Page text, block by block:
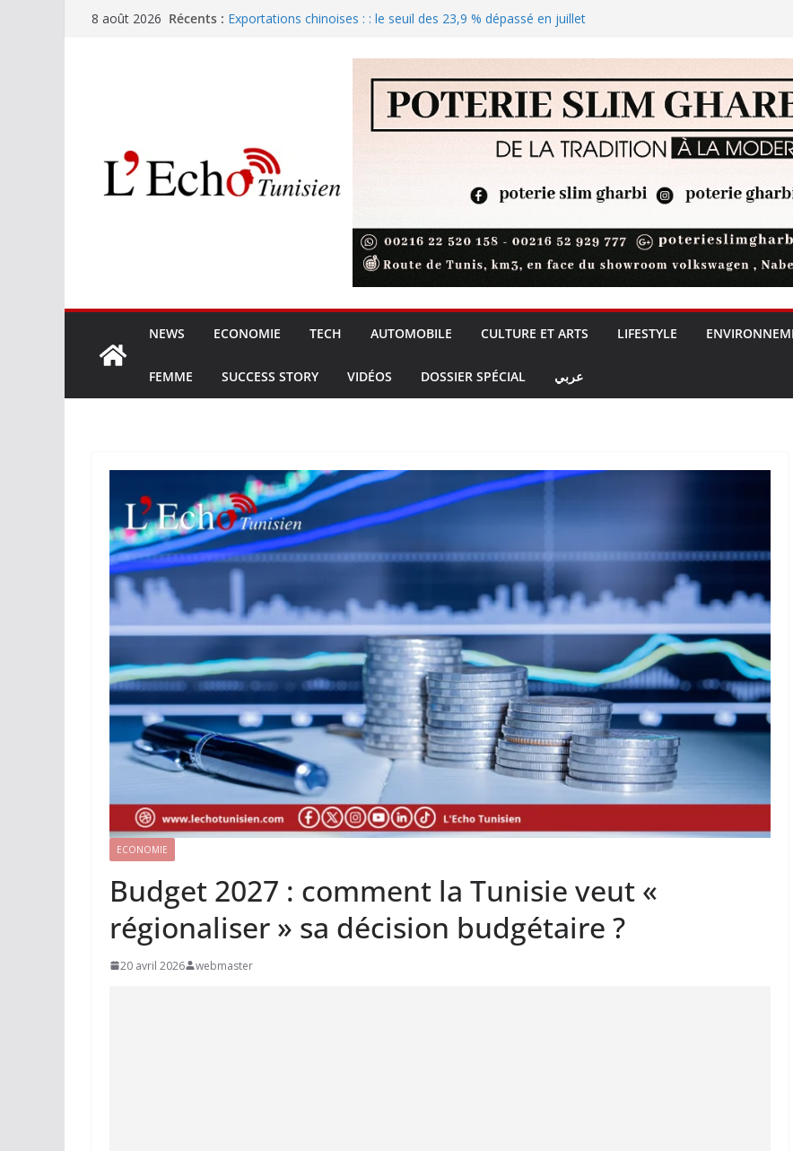
Passer8 août 2026 Récents : Exportations chinoises : : le seuil des 23,9 % dépassé en juillet
Tunisie : 280 dinars pour les catégories nécessiteuses
Zendure et Sobry : la batterie solaire qui joue les arbitres sur
Xiaomi G34WQi : Le retour surprise du moniteur gaming
ultrawide à 300 €
NEWS ECONOMIE TECH AUTOMOBILE CULTURE ET ARTS LIFESTYLE
FEMME SUCCESS STORY VIDÉOS DOSSIER SPÉCIAL عربي
ECONOMIE
Budget 2027 : comment la Tunisie veut «
régionaliser » sa décision budgétaire ?
20 avril 2026 webmaster